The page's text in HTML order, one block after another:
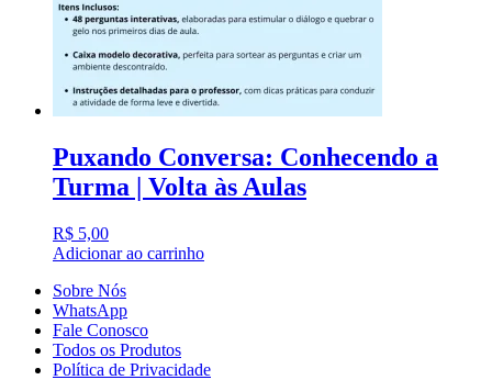
Puxando Conversa: Conhecendo a
Turma | Volta às Aulas
R$ 5,00
Adicionar ao carrinho
Sobre Nós
WhatsApp
Fale Conosco
Todos os Produtos
Política de Privacidade